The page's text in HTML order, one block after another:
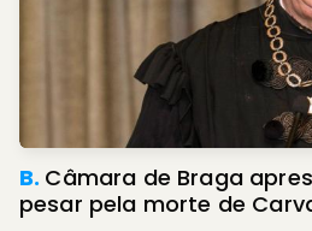
B. Câmara de Braga
pesar pela morte de